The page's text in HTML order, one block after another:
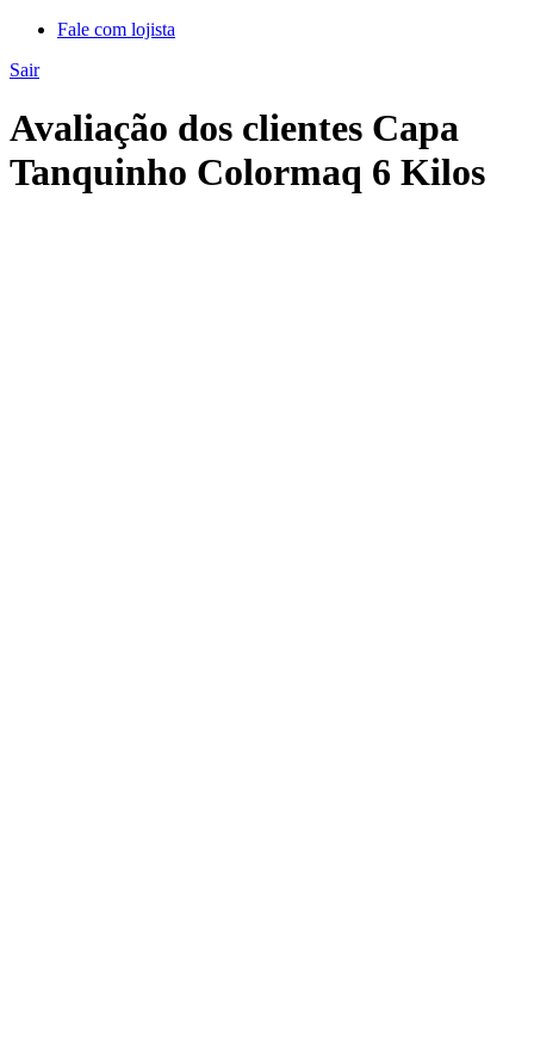
Fale com lojista
Sair
Avaliação dos clientes Capa
Tanquinho Colormaq 6 Kilos